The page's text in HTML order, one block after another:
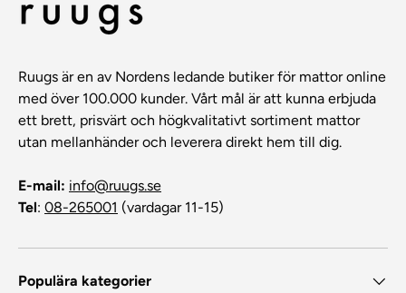
Ruugs är en av Nordens ledande butiker för mattor online
med över 100.000 kunder. Vårt mål är att kunna erbjuda
ett brett, prisvärt och högkvalitativt sortiment mattor
utan mellanhänder och leverera direkt hem till dig.
E-mail: info@ruugs.se
Tel: 08-265001 (vardagar 11-15)
Populära kategorier